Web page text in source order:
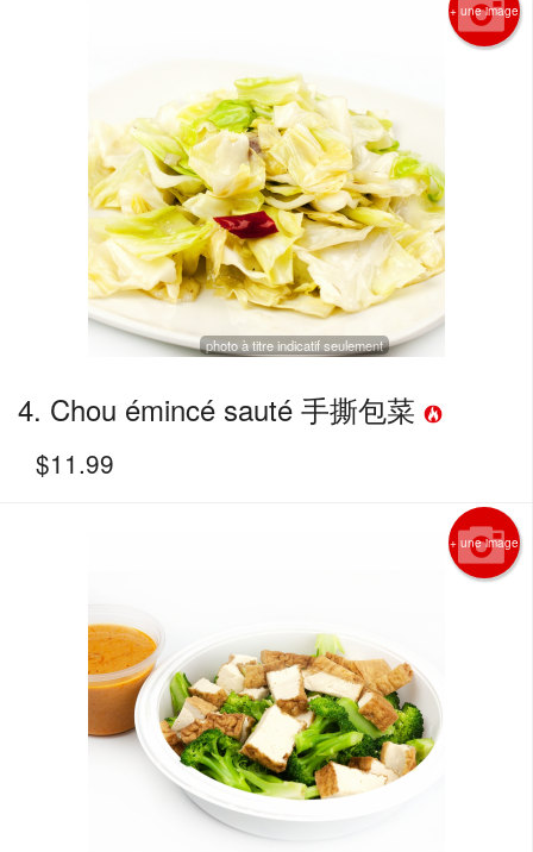
+ une image
photo à titre indicatif seulement
4. Chou émincé sauté 手撕包菜
$11.99
+ une image